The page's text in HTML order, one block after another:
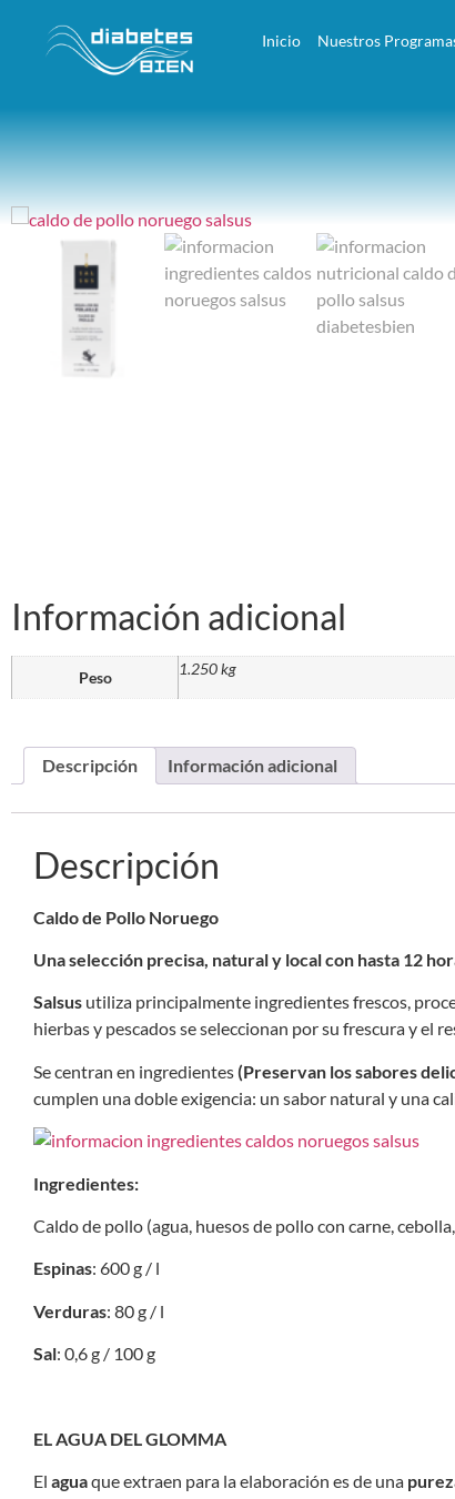
Inicio Nuestros
Información adicional
Peso 1.250 kg
Descripción Información adicional
Descripción
Caldo de Pollo Noruego
Una selección precisa, natural y local con hasta 12
Salsus utiliza principalmente ingredientes frescos,
hierbas y pescados se seleccionan por su frescura y el
Se centran en ingredientes(Preservan los sabores
cumplen una doble exigencia: un sabor natural y una
Ingredientes:
Caldo de pollo (agua, huesos de pollo con carne,
Espinas: 600 g / l
Verduras: 80 g / l
Sal: 0,6 g / 100 g
EL AGUA DEL GLOMMA
El aguaque extraen para la elaboración es de una